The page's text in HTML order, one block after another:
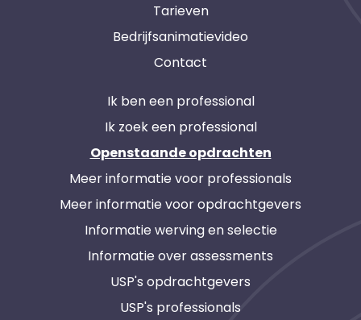
Tarieven
Bedrijfsanimatievideo
Contact
Ik ben een professional
Ik zoek een professional
Openstaande opdrachten
Meer informatie voor professionals
Meer informatie voor opdrachtgevers
Informatie werving en selectie
Informatie over assessments
USP's opdrachtgevers
USP's professionals